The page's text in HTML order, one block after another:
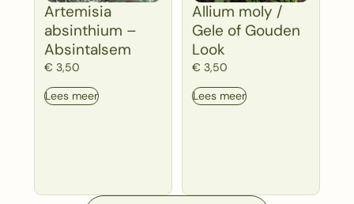
Artemisia
absinthium –
Absintalsem
€ 3,50
Lees meer
Allium moly /
Gele of Gouden
Look
€ 3,50
Lees meer